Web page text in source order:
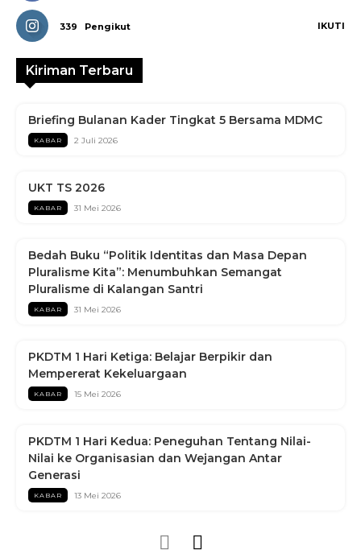
339 Pengikut IKUTI
Kiriman Terbaru
Briefing Bulanan Kader Tingkat 5 Bersama MDMC
KABAR 2 Juli 2026
UKT TS 2026
KABAR 31 Mei 2026
Bedah Buku “Politik Identitas dan Masa Depan
Pluralisme Kita”: Menumbuhkan Semangat
Pluralisme di Kalangan Santri
KABAR 31 Mei 2026
PKDTM 1 Hari Ketiga: Belajar Berpikir dan
Mempererat Kekeluargaan
KABAR 15 Mei 2026
PKDTM 1 Hari Kedua: Peneguhan Tentang Nilai-
Nilai ke Organisasian dan Wejangan Antar
Generasi
KABAR 13 Mei 2026